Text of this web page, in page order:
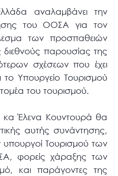
αναλαμβάνει την
του ΟΟΣΑ για τον
των προσπαθειών
παρουσίας της
σχέσεων που έχει
το Υπουργείο Τουρισμού
του τουρισμού.
Έλενα Κουντουρά θα
αυτής συνάντησης,
Τουρισμού των
φορείς χάραξης των
και παράγοντες της